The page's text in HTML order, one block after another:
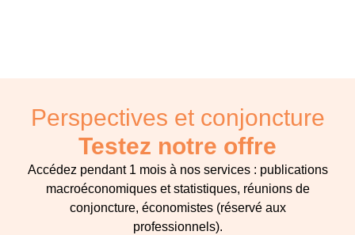
Perspectives et conjoncture
Testez notre offre
Accédez pendant 1 mois à nos services : publications
macroéconomiques et statistiques, réunions de
conjoncture, économistes (réservé aux
professionnels).